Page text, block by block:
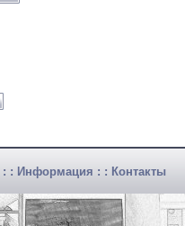
: : Информация : : Контакты